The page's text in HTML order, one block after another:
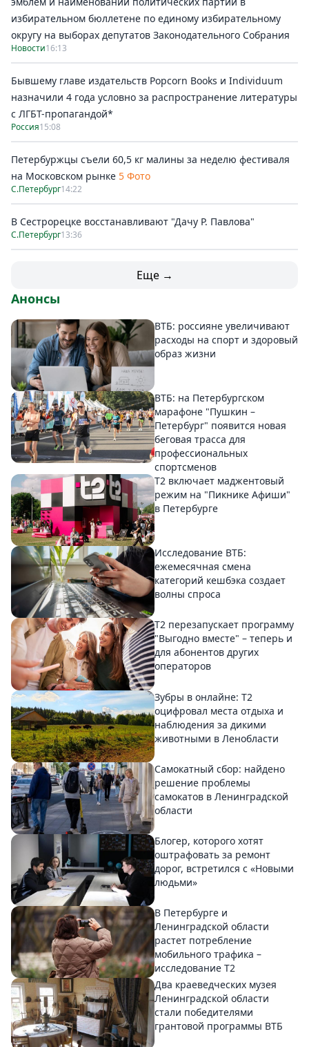
избирательном бюллетене по единому избирательному
округу на выборах депутатов Законодательного Собрания
Новости16:13
Бывшему главе издательств Popcorn Books и Individuum
назначили 4 года условно за распространение литературы
с ЛГБТ-пропагандой*
Россия15:08
Петербуржцы съели 60,5 кг малины за неделю фестиваля
на Московском рынке 5 Фото
С.Петербург14:22
В Сестрорецке восстанавливают "Дачу Р. Павлова"
С.Петербург13:36
Еще →
Анонсы
ВТБ: россияне увеличивают
расходы на спорт и здоровый
образ жизни
ВТБ: на Петербургском
марафоне "Пушкин –
Петербург" появится новая
беговая трасса для
профессиональных
спортсменов
Т2 включает маджентовый
режим на "Пикнике Афиши"
в Петербурге
Исследование ВТБ:
ежемесячная смена
категорий кешбэка создает
волны спроса
Т2 перезапускает программу
"Выгодно вместе" – теперь и
для абонентов других
операторов
Зубры в онлайне: Т2
оцифровал места отдыха и
наблюдения за дикими
животными в Ленобласти
Самокатный сбор: найдено
решение проблемы
самокатов в Ленинградской
области
Блогер, которого хотят
оштрафовать за ремонт
дорог, встретился с «Новыми
людьми»
В Петербурге и
Ленинградской области
растет потребление
мобильного трафика –
исследование T2
Два краеведческих музея
Ленинградской области
стали победителями
грантовой программы ВТБ